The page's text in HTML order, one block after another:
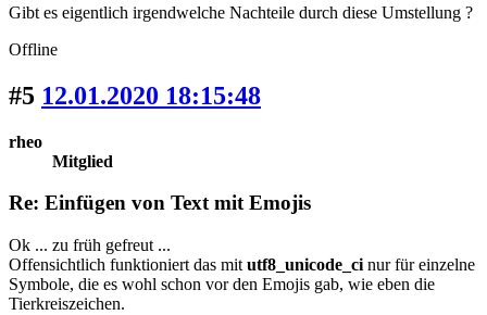
Gibt es eigentlich irgendwelche Nachteile durch diese Umstellung ?
Offline
#5 12.01.2020 18:15:48
rheo
Mitglied
Re: Einfügen von Text mit Emojis
Ok ... zu früh gefreut ...
Offensichtlich funktioniert das mit utf8_unicode_ci nur für einzelne
Symbole, die es wohl schon vor den Emojis gab, wie eben die
Tierkreiszeichen.